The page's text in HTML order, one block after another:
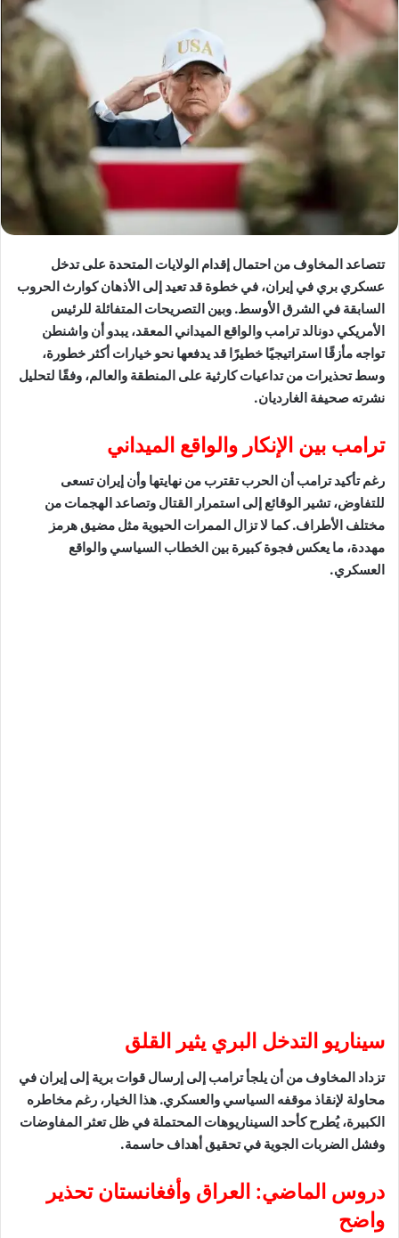
تتصاعد المخاوف من احتمال إقدام الولايات المتحدة على تدخل
عسكري بري في إيران، في خطوة قد تعيد إلى الأذهان كوارث الحروب
السابقة في الشرق الأوسط. وبين التصريحات المتفائلة للرئيس
الأمريكي دونالد ترامب والواقع الميداني المعقد، يبدو أن واشنطن
تواجه مأزقًا استراتيجيًا خطيرًا قد يدفعها نحو خيارات أكثر خطورة،
وسط تحذيرات من تداعيات كارثية على المنطقة والعالم، وفقًا لتحليل
نشرته صحيفة الغارديان.
ترامب بين الإنكار والواقع الميداني
رغم تأكيد ترامب أن الحرب تقترب من نهايتها وأن إيران تسعى
للتفاوض، تشير الوقائع إلى استمرار القتال وتصاعد الهجمات من
مختلف الأطراف. كما لا تزال الممرات الحيوية مثل مضيق هرمز
مهددة، ما يعكس فجوة كبيرة بين الخطاب السياسي والواقع
العسكري.
سيناريو التدخل البري يثير القلق
تزداد المخاوف من أن يلجأ ترامب إلى إرسال قوات برية إلى إيران في
محاولة لإنقاذ موقفه السياسي والعسكري. هذا الخيار، رغم مخاطره
الكبيرة، يُطرح كأحد السيناريوهات المحتملة في ظل تعثر المفاوضات
وفشل الضربات الجوية في تحقيق أهداف حاسمة.
دروس الماضي: العراق وأفغانستان تحذير
واضح